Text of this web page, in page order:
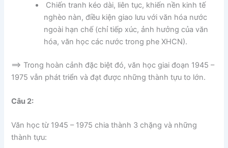
Chiến tranh kéo dài, liên tục, khiến nền kinh tế
nghèo nàn, điều kiện giao lưu với văn hóa nước
ngoài hạn chế (chỉ tiếp xúc, ảnh hưởng của văn
hóa, văn học các nước trong phe XHCN).
==> Trong hoàn cảnh đặc biệt đó, văn học giai đoạn 1945 –
1975 vẫn phát triển và đạt được những thành tựu to lớn.
Câu 2:
Văn học từ 1945 – 1975 chia thành 3 chặng và những
thành tựu: